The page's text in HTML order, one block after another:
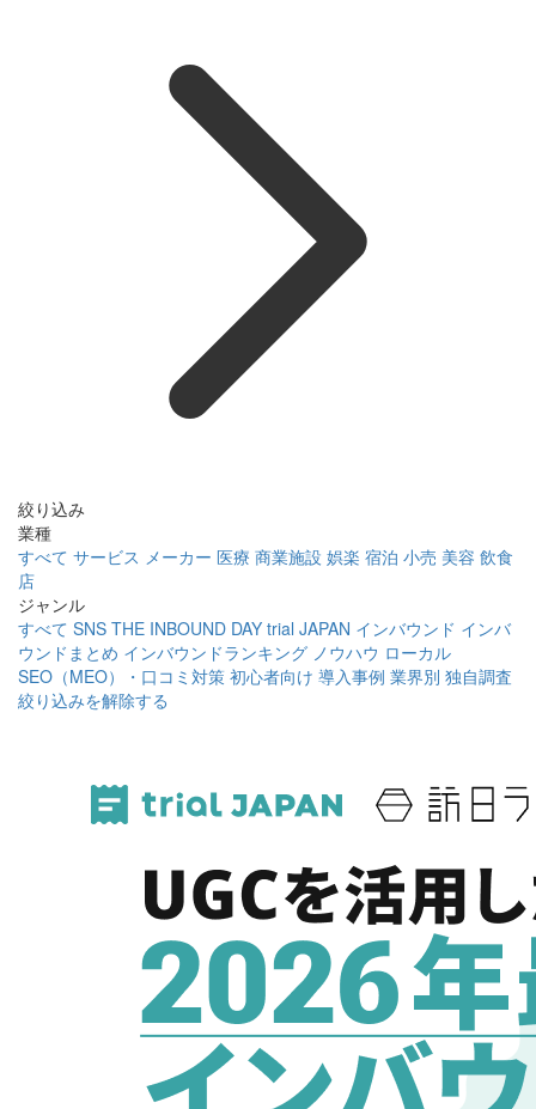
絞り込み
業種
すべて サービス メーカー 医療 商業施設 娯楽 宿泊 小売 美容 飲食
店
ジャンル
すべて SNS THE INBOUND DAY trial JAPAN インバウンド インバ
ウンドまとめ インバウンドランキング ノウハウ ローカル
SEO（MEO）・口コミ対策 初心者向け 導入事例 業界別 独自調査
絞り込みを解除する